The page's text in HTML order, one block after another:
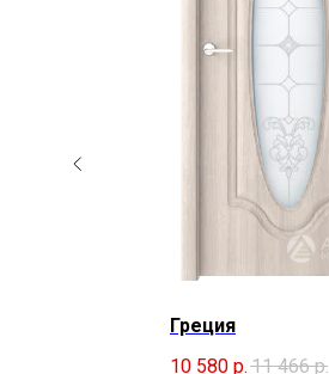
Греция
10 580 р. 11 466 р.